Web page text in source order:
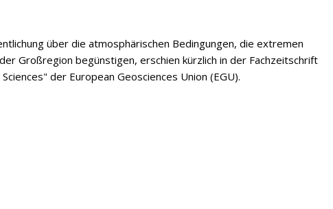
über die atmosphärischen Bedingungen, die extremen
Großregion begünstigen, erschien kürzlich in der Fachzeitschrift
der European Geosciences Union (EGU).